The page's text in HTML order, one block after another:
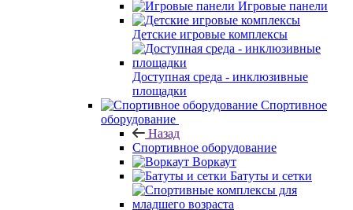
Игровые панели
Детские игровые комплексы
Доступная среда - инклюзивные
площадки
Спортивное
оборудование
Назад
Спортивное оборудование
Воркаут
Батуты и сетки